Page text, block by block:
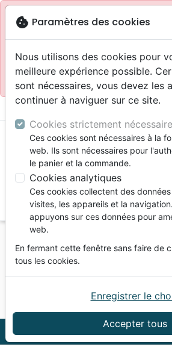
blockSite réservé aux
Accès pour les professionnels :
Site pour le grand public : La
menu
Vous ne pouvez pas créer de
depuis votre pays (United States).
Livraison
Livraison
cookie Paramètres des cookies
Nous utilisons des cookies pour
meilleure expérience possible.
sont nécessaires, vous devez les
continuer à naviguer sur ce site.
Cookies strictement
Ces cookies sont nécessaires à la
web. Ils sont nécessaires pour
le panier et la commande.
Cookies analytiques
Ces cookies collectent des
visites, les appareils et la
appuyons sur ces données pour
web.
En fermant cette fenêtre sans faire de
tous les cookies.
Accepter tous
Enregistrer le